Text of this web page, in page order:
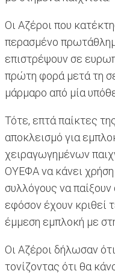
Οι Αζέροι που
περασμένο
επιστρέψουν σε
πρώτη φορά μετά τη
μάρμαρο από μία
Τότε, επτά παίκτες
αποκλεισμό για
χειραγωγημένων
ΟΥΕΦΑ να κάνει
συλλόγους να
εφόσον έχουν κριθεί
έμμεση εμπλοκή με
Οι Αζέροι δήλωσαν
τονίζοντας ότι θα